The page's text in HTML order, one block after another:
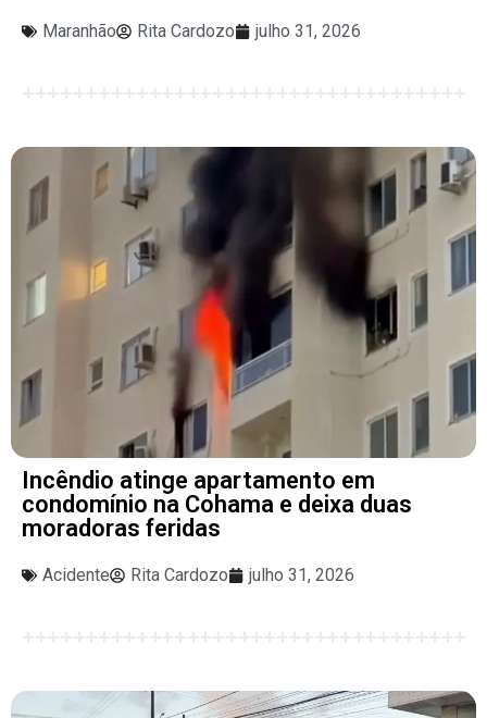
Maranhão Rita Cardozo julho 31, 2026
Incêndio atinge apartamento em
condomínio na Cohama e deixa duas
moradoras feridas
Acidente Rita Cardozo julho 31, 2026